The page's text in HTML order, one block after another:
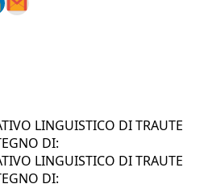
LINGUISTICO DI TRAUTE
DI:
LINGUISTICO DI TRAUTE
DI: